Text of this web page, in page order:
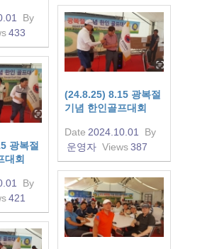
By
433
(24.8.25) 8.15 광복절
기념 한인골프대회
Date 2024.10.01
By
운영자 Views387
광복절
대회
By
421